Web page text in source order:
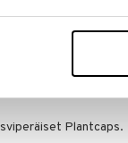
Plantcaps.